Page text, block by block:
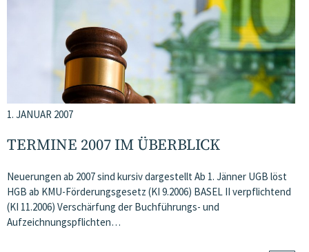
1. JANUAR 2007
TERMINE 2007 IM ÜBERBLICK
Neuerungen ab 2007 sind kursiv dargestellt Ab 1. Jänner UGB löst
HGB ab KMU-Förderungsgesetz (KI 9.2006) BASEL II verpflichtend
(KI 11.2006) Verschärfung der Buchführungs- und
Aufzeichnungspflichten…